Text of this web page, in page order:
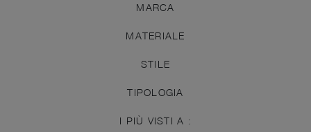
MARCA
MATERIALE
STILE
TIPOLOGIA
I PIÙ VISTI A :